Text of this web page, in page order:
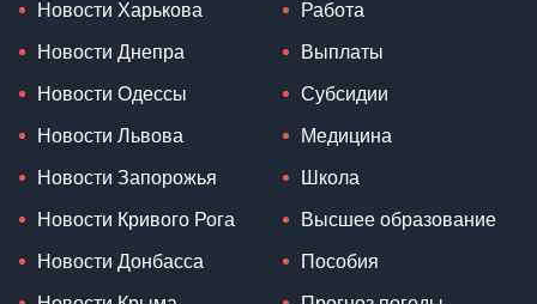
Новости Харькова
Новости Днепра
Новости Одессы
Новости Львова
Новости Запорожья
Новости Кривого Рога
Новости Донбасса
Работа
Выплаты
Субсидии
Медицина
Школа
Высшее образование
Пособия